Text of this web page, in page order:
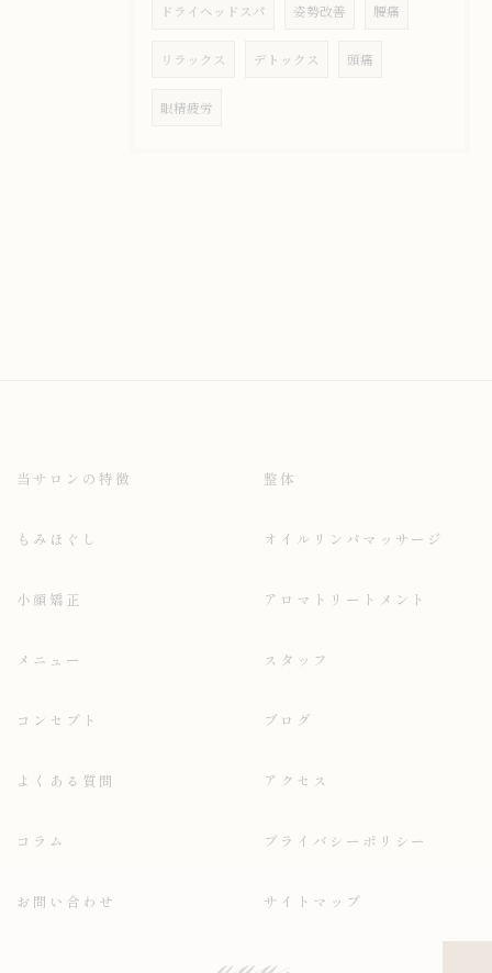
ドライヘッドスパ 姿勢改善 腰痛
リラックス デトックス 頭痛
眼精疲労
当サロンの特徴 整体
もみほぐし オイルリンパマッサージ
小顔矯正 アロマトリートメント
メニュー スタッフ
コンセプト ブログ
よくある質問 アクセス
コラム プライバシーポリシー
お問い合わせ サイトマップ